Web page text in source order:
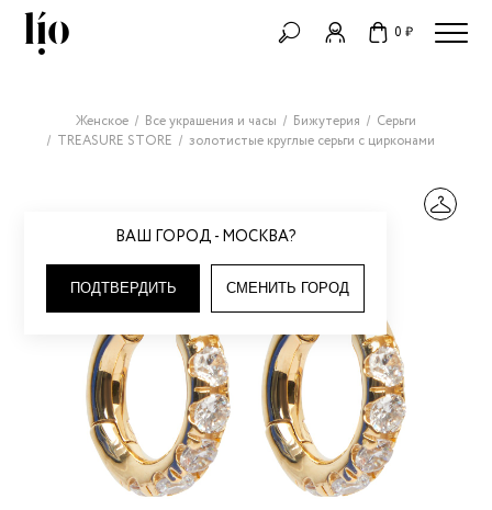
0 ₽
ВАШ ГОРОД - МОСКВА?
ПОДТВЕРДИТЬ СМЕНИТЬ ГОРОД
Женское Все украшения и часы Бижутерия
Серьги
TREASURE STORE
золотистые круглые серьги с цирконами